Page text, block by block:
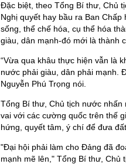
Đặc biệt, theo Tổng Bí thư, Chủ
Nghị quyết hay bầu ra Ban
sống, thể chế hóa, cụ thể hóa
giàu, dân mạnh-đó mới là thành
“Vừa qua khâu thực hiện vẫn là
nước phải giàu, dân phải mạnh.
Nguyễn Phú Trọng nói.
Tổng Bí thư, Chủ tịch nước
vai với các cường quốc trên thế
hứng, quyết tâm, ý chí để đưa
"Đại hội phải làm cho Đảng đã
mạnh mẽ lên," Tổng Bí thư, Chủ